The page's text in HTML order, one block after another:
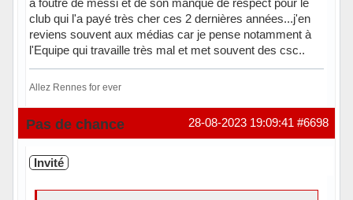
à foutre de messi et de son manque de respect pour le
club qui l'a payé très cher ces 2 dernières années...j'en
reviens souvent aux médias car je pense notamment à
l'Equipe qui travaille très mal et met souvent des csc..
Allez Rennes for ever
Hors ligne #6698
28-08-2023 19:09:41
Pas de chance
Invité